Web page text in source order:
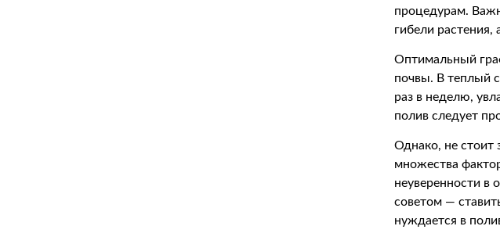
процедурам.
гибели растения,
Оптимальный
почвы. В теплый
раз в неделю,
полив следует
Однако, не стоит
множества
неуверенности в
советом —
нуждается в